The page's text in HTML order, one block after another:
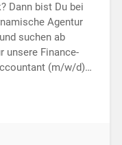
Dann bist Du bei
Agentur
suchen ab
unsere Finance-
(m/w/d)…